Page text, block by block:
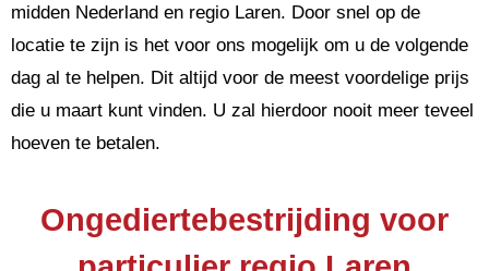
midden Nederland en regio Laren. Door snel op de
locatie te zijn is het voor ons mogelijk om u de volgende
dag al te helpen. Dit altijd voor de meest voordelige prijs
die u maart kunt vinden. U zal hierdoor nooit meer teveel
hoeven te betalen.
Ongediertebestrijding voor